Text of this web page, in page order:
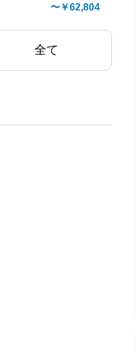
〜￥62,804
全て